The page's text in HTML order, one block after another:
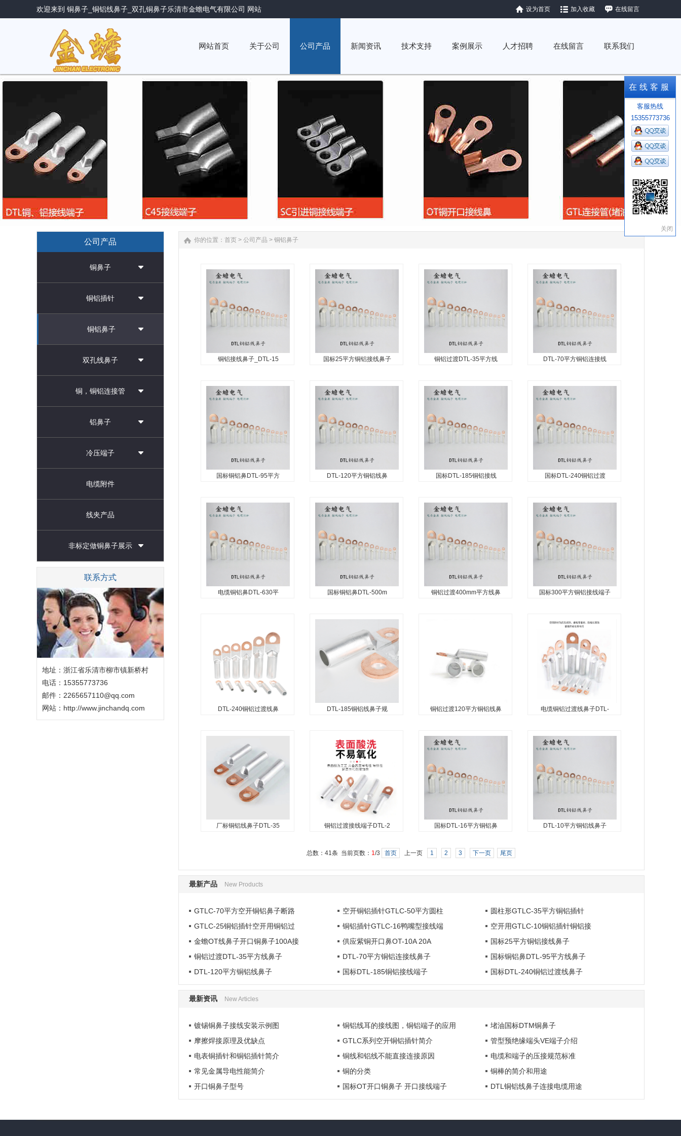
欢迎来到 铜鼻子_铜铝线鼻子_双孔铜鼻子乐清市金蟾电气有限公司 网站 设为首页 加入收藏 在线留言
网站首页 关于公司 公司产品 新闻资讯 技术支持 案例展示 人才招聘 在线留言 联系我们
公司产品
铜鼻子
铜铝插针
铜铝鼻子
双孔线鼻子
铜，铜铝连接管
铝鼻子
冷压端子
电缆附件
线夹产品
非标定做铜鼻子展示
联系方式
地址：浙江省乐清市柳市镇新桥村
电话：15355773736
邮件：2265657110@qq.com
网站： http://www.jinchandq.com
你的位置： 首页 > 公司产品 > 铜铝鼻子
铜铝接线鼻子_DTL-15
铜铝接线鼻子，国标铜铝线鼻
子生产厂家：金蟾电气
15355773736...
国标25平方铜铝接线鼻子
国标铜铝鼻，铜铝接线鼻子，
铜铝接线端子，铜铝过渡线鼻
铜铝过渡DTL-35平方线
铜铝过渡端子，铜铝线鼻子，
铜铝鼻子...
DTL-70平方铜铝连接线
铜铝鼻子，铜铝线鼻子，铜铝
铜铝鼻子...
国标铜铝鼻DTL-95平方
国标铜铝鼻，铜铝接线鼻子，
子，铜铝鼻子...
DTL-120平方铜铝线鼻
金蟾电气生产铜接线端子,铜鼻
子,双孔铜鼻子,铜铝过渡线鼻
子,冷热缩电缆附件,穿刺线夹,
堵油铜鼻子,冷压端子,铜铝插
国标DTL-185铜铝接线 国标DTL-240铜铝过渡
DTL铜铝接线端头名称：铜铝
铜铝过渡线鼻子,铜铝接线鼻子,
铜铝过渡接线鼻子,铜铝接线端
子,DTL铜铝接线端子,铜铝鼻
电缆铜铝鼻DTL-630平
铝线鼻子，电缆铜铝鼻，DTL
铜铝线鼻子，铜铝过渡端子，
铜铝接线耳，铜铝端子...
国标铜铝鼻DTL-500m
金蟾电气生产供应：国标铜铝
鼻，DTL-500mm铜铝接线鼻
子，国标铜铝鼻，铜铝接线鼻
子，铜铝接线端子，铜铝过渡
线鼻子，双孔铜铝鼻子...
铜铝过渡400mm平方线鼻
铜铝接线鼻子，铜铝线耳，双
孔铜铝鼻...
国标300平方铜铝接线端子
国标300平方铜铝接线端子：
铜铝接线端子，铜铝线鼻子，
铜铝线耳，铜铝鼻子，铜铝过
渡鼻子...
DTL-240铜铝过渡线鼻
DTL-240铜铝过渡线鼻子图
片：铜铝过渡线鼻子，铜铝鼻
子，铜铝接线端子，铜铝接线
鼻，铜铝连接端子...
DTL-185铜铝线鼻子规
铝线鼻子，铜铝线鼻子规格，
铜铝鼻子型号，铜铝过渡端
铜铝过渡120平方铜铝线鼻
铜铝过渡120平方铜铝线鼻
子，铜铝接线端子，铜铝接线
耳，铜铝鼻子...
电缆铜铝过渡线鼻子DTL-
金蟾电气厂家供应：电缆铜铝
铝鼻，铜铝线鼻子，电缆铜铝
鼻，铜铝接线端子，铜铝过渡
接线鼻子，铜铝线耳...
厂标铜铝线鼻子DTL-35
DTL-35平方铜铝过渡鼻子，铜
铝线鼻子，铜铝过渡端子，铜
铜铝鼻...
铜铝过渡接线端子DTL-2
接线端子，DTL-25铜铝鼻，铜
孔铜铝鼻子...
国标DTL-16平方铜铝鼻
金蟾电气供应:国标DTL-16平
鼻子，铜铝过渡接线鼻，铜铝
DTL-10平方铜铝线鼻子
铜铝鼻子，铜铝接线端子，铜
总数：41条 当前页数： 1/3 首页 上一页 1 2 3 下一页 尾页
最新产品 New Products
GTLC-70平方空开铜铝鼻子断路 空开铜铝插针GTLC-50平方圆柱
圆柱形GTLC-35平方铜铝插针
GTLC-25铜铝插针空开用铜铝过
铜铝插针GTLC-16鸭嘴型接线端
空开用GTLC-10铜铝插针铜铝接
金蟾OT线鼻子开口铜鼻子100A接
供应紫铜开口鼻OT-10A 20A
国标25平方铜铝接线鼻子
铜铝过渡DTL-35平方线鼻子
DTL-70平方铜铝连接线鼻子
国标铜铝鼻DTL-95平方线鼻子
DTL-120平方铜铝线鼻子
国标DTL-185铜铝接线端子 国标DTL-240铜铝过渡线鼻子
最新资讯 New Articles
镀锡铜鼻子接线安装示例图 铜铝线耳的接线图，铜铝端子的应用
堵油国标DTM铜鼻子
摩擦焊接原理及优缺点
GTLC系列空开铜铝插针简介
管型预绝缘端头VE端子介绍
电表铜插针和铜铝插针简介
铜线和铝线不能直接连接原因
电缆和端子的压接规范标准
常见金属导电性能简介
铜的分类
铜棒的简介和用途
开口铜鼻子型号
国标OT开口铜鼻子 开口接线端子 DTL铜铝线鼻子连接电缆用途
在线客服
客服热线
15355773736
关闭